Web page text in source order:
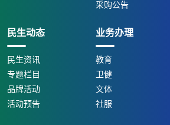
采购公告
民生动态
民生资讯
专题栏目
品牌活动
活动预告
业务办理
教育
卫健
文体
社服